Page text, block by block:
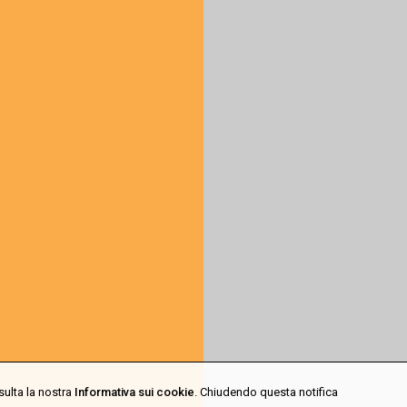
la nostra Informativa sui cookie. Chiudendo questa notifica